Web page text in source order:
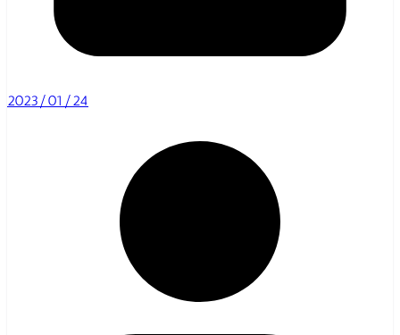
2023/01/24